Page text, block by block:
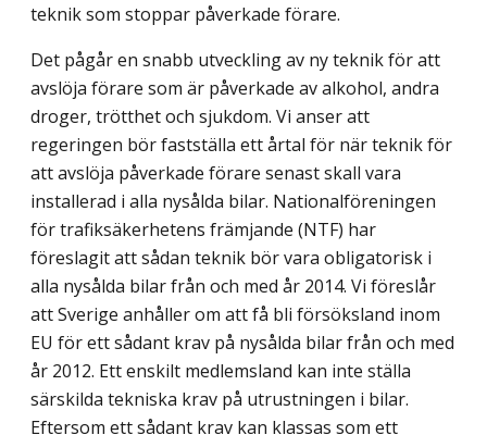
teknik som stoppar påverkade förare.
Det pågår en snabb utveckling av ny teknik för att
avslöja förare som är påverkade av alkohol, andra
droger, trötthet och sjukdom. Vi anser att
regeringen bör fastställa ett årtal för när teknik för
att avslöja påverkade förare senast skall vara
installerad i alla nysålda bilar. Nationalföreningen
för trafiksäkerhetens främjande (NTF) har
föreslagit att sådan teknik bör vara obligatorisk i
alla nysålda bilar från och med år 2014. Vi föreslår
att Sverige anhåller om att få bli försöksland inom
EU för ett sådant krav på nysålda bilar från och med
år 2012. Ett enskilt medlemsland kan inte ställa
särskilda tekniska krav på utrustningen i bilar.
Eftersom ett sådant krav kan klassas som ett